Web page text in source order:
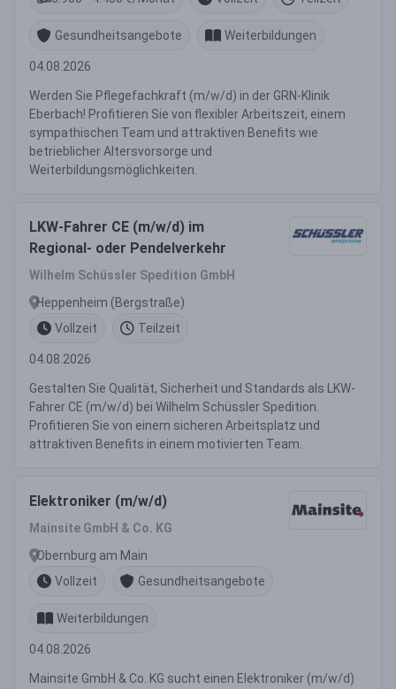
Gesundheitsangebote Weiterbildungen
04.08.2026
Werden Sie Pflegefachkraft (m/w/d) in der GRN-Klinik
Eberbach! Profitieren Sie von flexibler Arbeitszeit, einem
sympathischen Team und attraktiven Benefits wie
betrieblicher Altersvorsorge und
Weiterbildungsmöglichkeiten.
LKW-Fahrer CE (m/w/d) im
Regional- oder Pendelverkehr
Wilhelm Schüssler Spedition GmbH
Heppenheim (Bergstraße)
Vollzeit
Teilzeit
04.08.2026
Gestalten Sie Qualität, Sicherheit und Standards als LKW-
Fahrer CE (m/w/d) bei Wilhelm Schüssler Spedition.
Profitieren Sie von einem sicheren Arbeitsplatz und
attraktiven Benefits in einem motivierten Team.
Elektroniker (m/w/d)
Mainsite GmbH & Co. KG
Obernburg am Main
Vollzeit
Gesundheitsangebote
Weiterbildungen
04.08.2026
Mainsite GmbH & Co. KG sucht einen Elektroniker (m/w/d)